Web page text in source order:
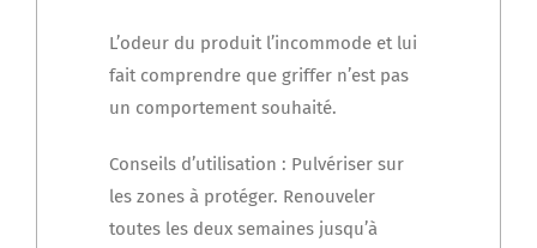
L’odeur du produit l’incommode et lui
fait comprendre que griffer n’est pas
un comportement souhaité.
Conseils d’utilisation : Pulvériser sur
les zones à protéger. Renouveler
toutes les deux semaines jusqu’à